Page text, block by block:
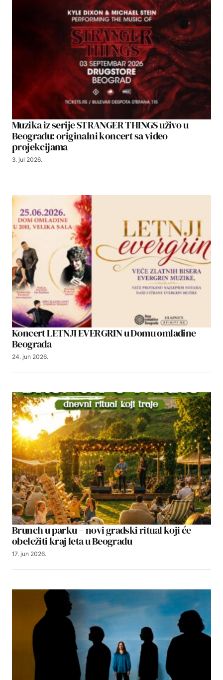
Muzika iz serije STRANGER THINGS uživo u
Beogradu: originalni koncert sa video
projekcijama
3. jul 2026.
Koncert LETNJI EVERGRIN u Domu omladine
Beograda
24. jun 2026.
Brunch u parku – novi gradski ritual koji će
obeležiti kraj leta u Beogradu
17. jun 2026.